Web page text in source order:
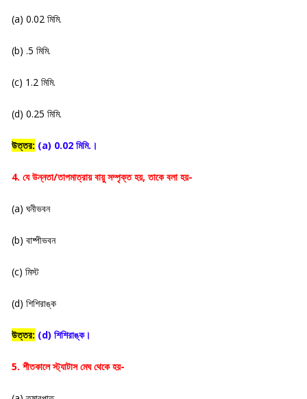
(a) 0.02 মিমি.
(b) .5 মিমি.
(c) 1.2 মিমি.
(d) 0.25 মিমি.
উত্তর: (a) 0.02 মিমি.।
4. যে উন্নতা/তাপমাত্রায় বায়ু সম্পৃক্ত হয়, তাকে বলা হয়-
(a) ঘনীভবন
(b) বাষ্পীভবন
(c) মিস্ট
(d) শিশিরাঙ্ক
উত্তর: (d) শিশিরাঙ্ক।
5. শীতকালে স্ট্যাটাস মেঘ থেকে হয়-